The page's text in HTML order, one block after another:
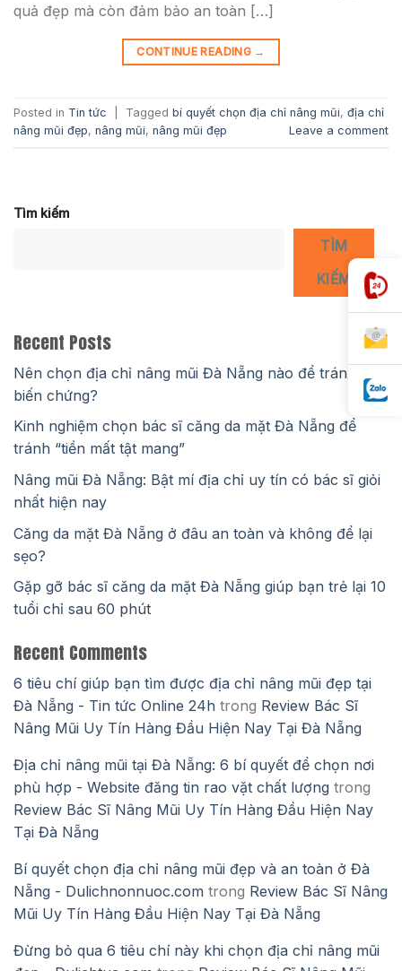
quả đẹp mà còn đảm bảo an toàn […]
CONTINUE READING →
Posted in Tin tức Tagged bí quyết chọn địa chỉ nâng mũi, địa chỉ
nâng mũi đẹp, nâng mũi, nâng mũi đẹp Leave a comment
Tìm kiếm
TÌM
KIẾM
Recent Posts
Nên chọn địa chỉ nâng mũi Đà Nẵng nào để tránh
biến chứng?
Kinh nghiệm chọn bác sĩ căng da mặt Đà Nẵng để
tránh “tiền mất tật mang”
Nâng mũi Đà Nẵng: Bật mí địa chỉ uy tín có bác sĩ giỏi
nhất hiện nay
Căng da mặt Đà Nẵng ở đâu an toàn và không để lại
sẹo?
Gặp gỡ bác sĩ căng da mặt Đà Nẵng giúp bạn trẻ lại 10
tuổi chỉ sau 60 phút
Recent Comments
6 tiêu chí giúp bạn tìm được địa chỉ nâng mũi đẹp tại
Đà Nẵng - Tin tức Online 24h trong Review Bác Sĩ
Nâng Mũi Uy Tín Hàng Đầu Hiện Nay Tại Đà Nẵng
Địa chỉ nâng mũi tại Đà Nẵng: 6 bí quyết để chọn nơi
phù hợp - Website đăng tin rao vặt chất lượng trong
Review Bác Sĩ Nâng Mũi Uy Tín Hàng Đầu Hiện Nay
Tại Đà Nẵng
Bí quyết chọn địa chỉ nâng mũi đẹp và an toàn ở Đà
Nẵng - Dulichnonnuoc.com trong Review Bác Sĩ Nâng
Mũi Uy Tín Hàng Đầu Hiện Nay Tại Đà Nẵng
Đừng bỏ qua 6 tiêu chí này khi chọn địa chỉ nâng mũi